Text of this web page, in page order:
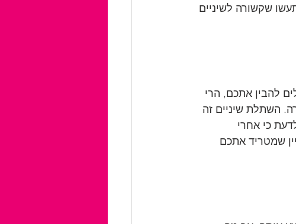
שקשורה לשיניים
להבין אתכם, הרי
השתלת שיניים זה
כי אחרי
שמטריד אתכם